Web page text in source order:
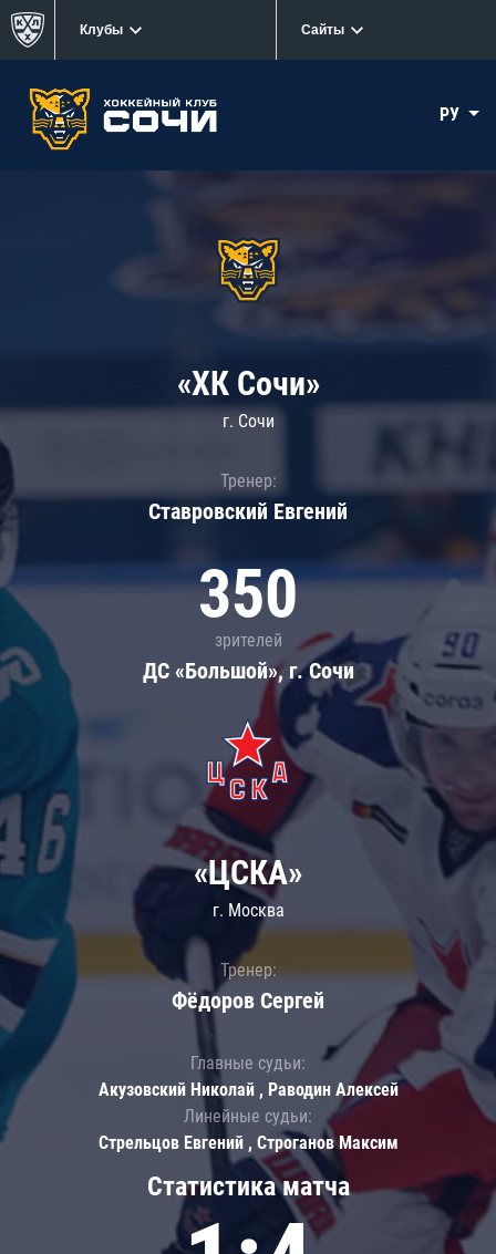
Клубы Сайты
РУ
«ХК Сочи»
г. Сочи
Тренер:
Ставровский Евгений
350
зрителей
ДС «Большой», г. Сочи
Статистика матча
«ЦСКА»
г. Москва
Тренер:
Фёдоров Сергей
Главные судьи:
Акузовский Николай , Раводин Алексей
Линейные судьи:
Стрельцов Евгений , Строганов Максим